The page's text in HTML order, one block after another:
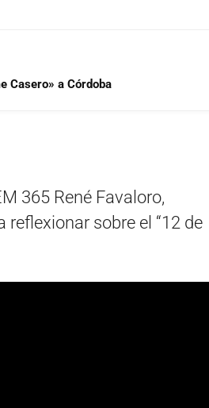
Casero» a Córdoba
365 René Favaloro,
sobre el “12 de